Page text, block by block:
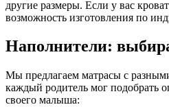
другие размеры. Если у вас
возможность изготовления по
Наполнители:
Мы предлагаем матрасы с
каждый родитель мог подобрать
своего малыша: